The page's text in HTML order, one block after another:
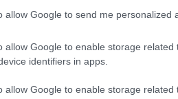
allow Google to send me personalized
allow Google to enable storage related
identifiers in apps.
allow Google to enable storage